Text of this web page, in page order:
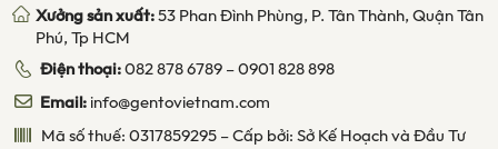
Xưởng sản xuất:53 Phan Đình Phùng, P. Tân Thành, Quận Tân
Phú, Tp HCM
Điện thoại:082 878 6789–0901 828 898
Email:info@gentovietnam.com
Mã số thuế: 0317859295 – Cấp bởi: Sở Kế Hoạch và Đầu Tư